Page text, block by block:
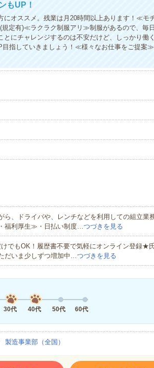
もUP！
オススメ。残業は月20時間以上あります！≪モ
定有)≪ラクラク制服アリ≫制服があるので、毎
にチャレンジするのは不安だけど、しっかり働
目指していきましょう！≪様々なお仕事をご提案
ら、ドライバや、レンチなどを利用しての組立業
福利厚生≫・日払い制度…つづきを見る
でもOK！履歴書不要で気軽にオンライン登録★
だいま少しずつ増加中…つづきを見る
30代 40代 50代 60代
造事業部（全国）